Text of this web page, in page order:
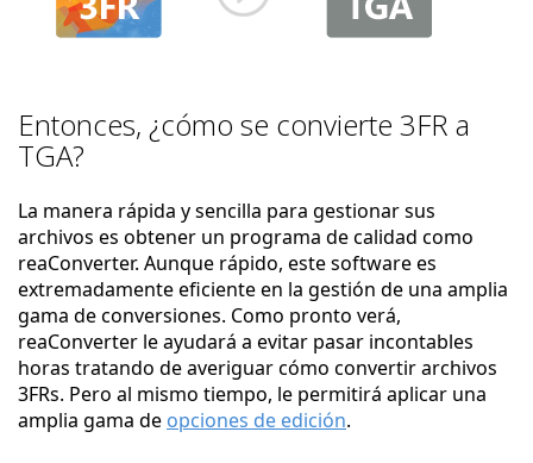
Entonces, ¿cómo se convierte 3FR a
TGA?
La manera rápida y sencilla para gestionar sus
archivos es obtener un programa de calidad como
reaConverter. Aunque rápido, este software es
extremadamente eficiente en la gestión de una amplia
gama de conversiones. Como pronto verá,
reaConverter le ayudará a evitar pasar incontables
horas tratando de averiguar cómo convertir archivos
3FRs. Pero al mismo tiempo, le permitirá aplicar una
amplia gama de opciones de edición.